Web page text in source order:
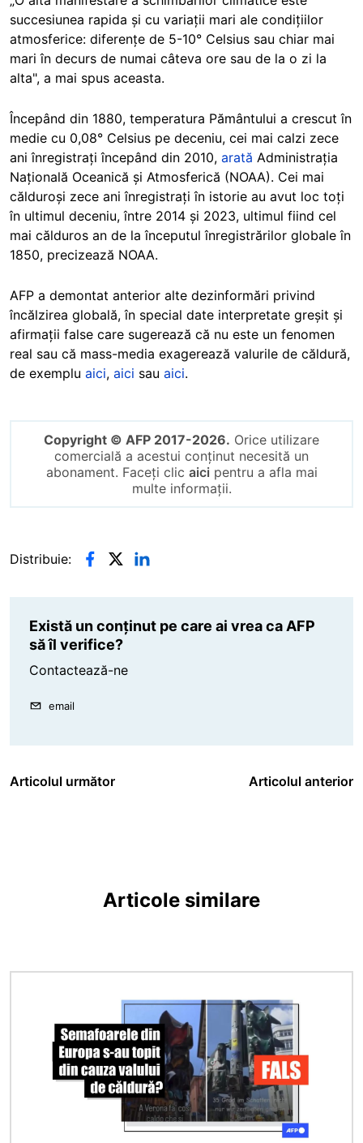
succesiunea rapida și cu variații mari ale condițiilor
atmosferice: diferențe de 5-10° Celsius sau chiar mai
mari în decurs de numai câteva ore sau de la o zi la
alta", a mai spus aceasta.
Începând din 1880, temperatura Pământului a crescut în
medie cu 0,08° Celsius pe deceniu, cei mai calzi zece
ani înregistrați începând din 2010, arată Administrația
Națională Oceanică și Atmosferică (NOAA). Cei mai
călduroși zece ani înregistrați în istorie au avut loc toți
în ultimul deceniu, între 2014 și 2023, ultimul fiind cel
mai călduros an de la începutul înregistrărilor globale în
1850, precizează NOAA.
AFP a demontat anterior alte dezinformări privind
încălzirea globală, în special date interpretate greșit și
afirmații false care sugerează că nu este un fenomen
real sau că mass-media exagerează valurile de căldură,
de exemplu aici, aici sau aici.
Copyright © AFP 2017-2026. Orice utilizare
comercială a acestui conținut necesită un
abonament. Faceți clic aici pentru a afla mai
multe informații.
Distribuie:
Există un conținut pe care ai vrea ca AFP
să îl verifice?
Contactează-ne
email
Articolul următor Articolul anterior
Articole similare